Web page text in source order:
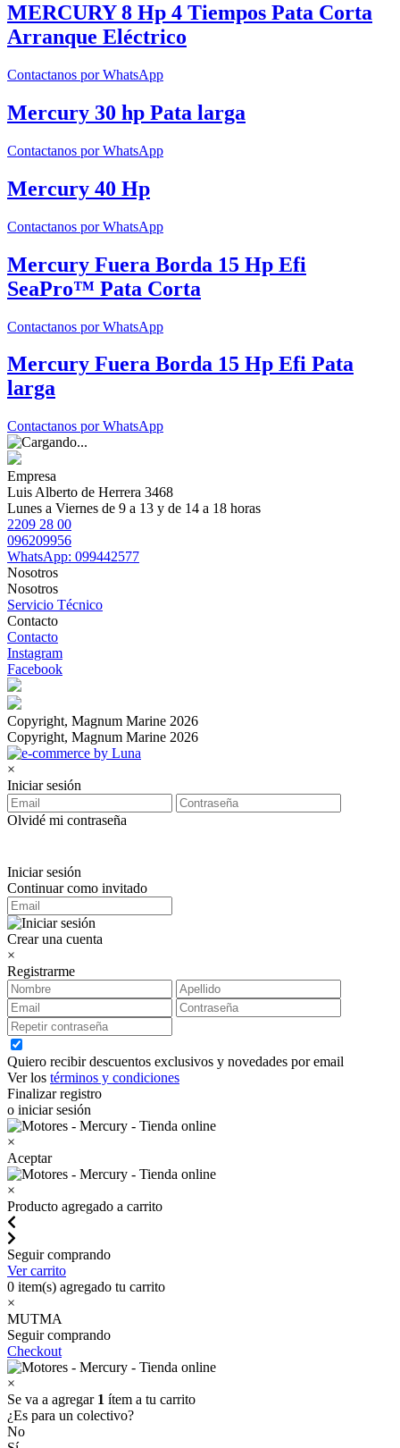
MERCURY 8 Hp 4 Tiempos Pata Corta
Arranque Eléctrico
Contactanos por WhatsApp
Mercury 30 hp Pata larga
Contactanos por WhatsApp
Mercury 40 Hp
Contactanos por WhatsApp
Mercury Fuera Borda 15 Hp Efi
SeaPro™ Pata Corta
Contactanos por WhatsApp
Mercury Fuera Borda 15 Hp Efi Pata
larga
Contactanos por WhatsApp
Empresa
Luis Alberto de Herrera 3468
Lunes a Viernes de 9 a 13 y de 14 a 18 horas
2209 28 00
096209956
WhatsApp: 099442577
Nosotros
Nosotros
Servicio Técnico
Contacto
Contacto
Instagram
Facebook
Copyright, Magnum Marine 2026
Copyright, Magnum Marine 2026
×
Iniciar sesión
Olvidé mi contraseña
Iniciar sesión
Continuar como invitado
Crear una cuenta
×
Registrarme
Quiero recibir descuentos exclusivos y novedades por email
Ver los términos y condiciones
Finalizar registro
o iniciar sesión
×
Aceptar
×
Producto agregado a carrito
Seguir comprando
Ver carrito
0 item(s) agregado tu carrito
×
MUTMA
Seguir comprando
Checkout
×
Se va a agregar 1 ítem a tu carrito
¿Es para un colectivo?
No